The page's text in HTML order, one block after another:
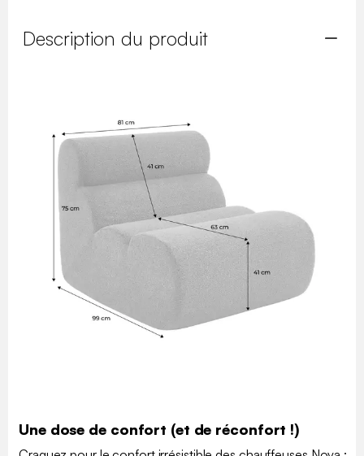
Description du produit
Une dose de confort (et de réconfort !)